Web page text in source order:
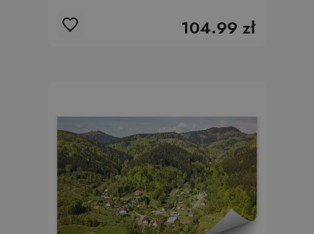
104.99 zł